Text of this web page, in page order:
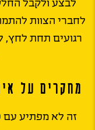
לחברי הצוות
רגועים תחת לחץ,
מחקרים על
זה לא מפתיע עם